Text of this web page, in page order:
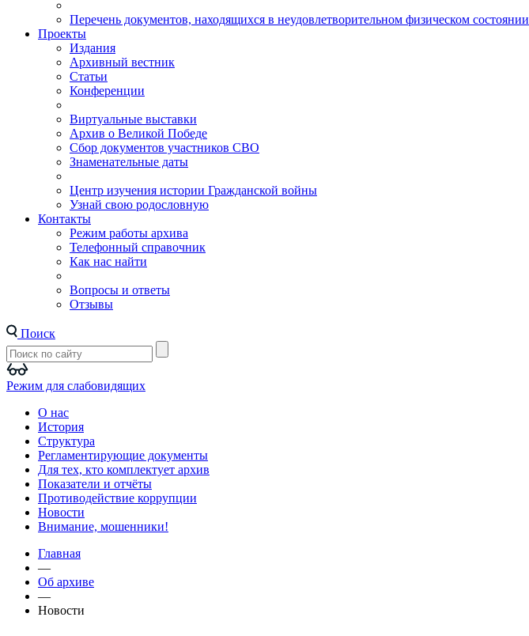
Перечень документов, находящихся в неудовлетворительном физическом состоянии
Проекты
Издания
Архивный вестник
Статьи
Конференции
Виртуальные выставки
Архив о Великой Победе
Сбор документов участников СВО
Знаменательные даты
Центр изучения истории Гражданской войны
Узнай свою родословную
Контакты
Режим работы архива
Телефонный справочник
Как нас найти
Вопросы и ответы
Отзывы
Поиск
Режим для слабовидящих
О нас
История
Структура
Регламентирующие документы
Для тех, кто комплектует архив
Показатели и отчёты
Противодействие коррупции
Новости
Внимание, мошенники!
Главная
—
Об архиве
—
Новости